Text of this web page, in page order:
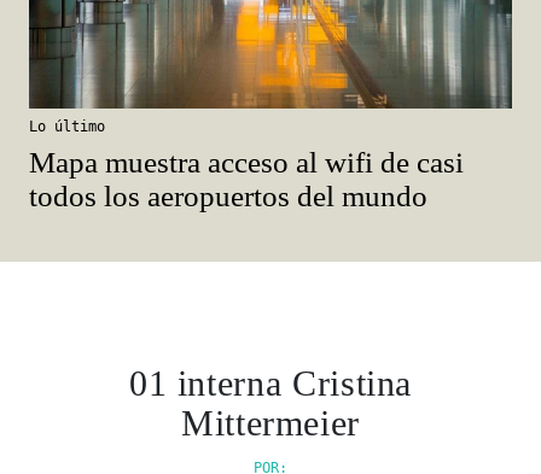
Lo último
Mapa muestra acceso al wifi de casi
todos los aeropuertos del mundo
01 interna Cristina
Mittermeier
POR: